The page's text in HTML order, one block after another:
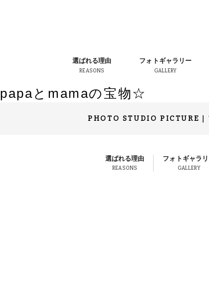
選ばれる理由
REASONS
フォトギャラリー
GALLERY
papaとmamaの宝物☆
PHOTO STUDIO PICTURE
選ばれる理由
REASONS
フォトギャラ
GALLERY